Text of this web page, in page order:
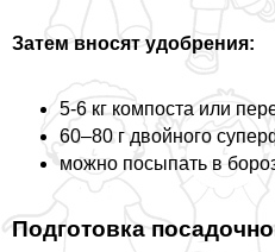
Затем вносят удобрения:
5-6 кг компоста или
60–80 г двойного
можно посыпать в
Подготовка